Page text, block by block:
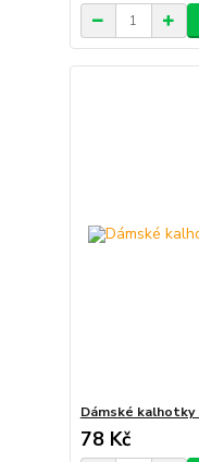
Dámské kalhotky
78 Kč